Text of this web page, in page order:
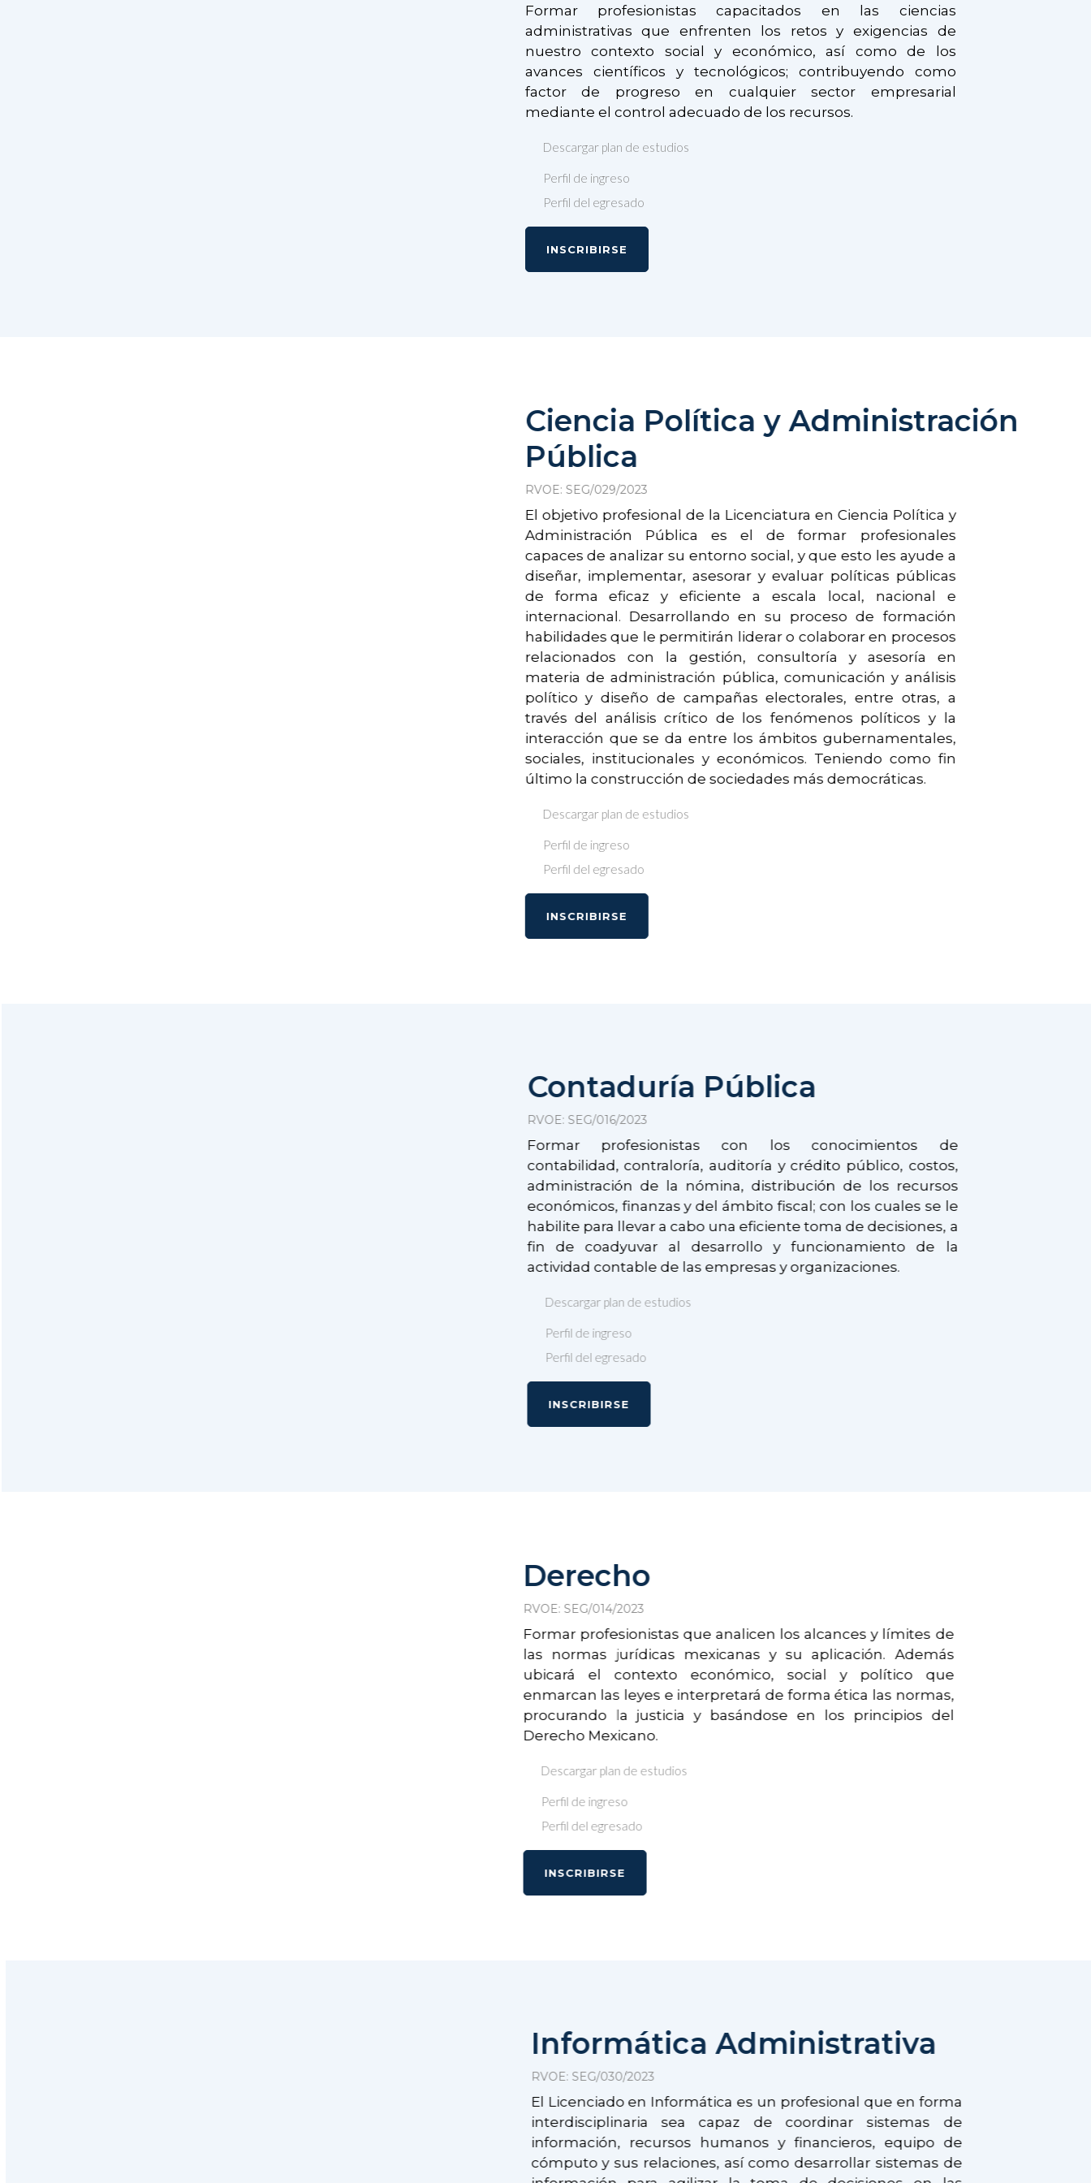
Formar profesionistas capacitados en las ciencias
administrativas que enfrenten los retos y exigencias de
nuestro contexto social y económico, así como de los
avances científicos y tecnológicos; contribuyendo como
factor de progreso en cualquier sector empresarial
mediante el control adecuado de los recursos.
Descargar plan de estudios
Perfil de ingreso
Perfil del egresado
INSCRIBIRSE
Ciencia Política y Administración
Pública
RVOE: SEG/029/2023
El objetivo profesional de la Licenciatura en Ciencia Política y
Administración Pública es el de formar profesionales
capaces de analizar su entorno social, y que esto les ayude a
diseñar, implementar, asesorar y evaluar políticas públicas
de forma eficaz y eficiente a escala local, nacional e
internacional. Desarrollando en su proceso de formación
habilidades que le permitirán liderar o colaborar en procesos
relacionados con la gestión, consultoría y asesoría en
materia de administración pública, comunicación y análisis
político y diseño de campañas electorales, entre otras, a
través del análisis crítico de los fenómenos políticos y la
interacción que se da entre los ámbitos gubernamentales,
sociales, institucionales y económicos. Teniendo como fin
último la construcción de sociedades más democráticas.
Descargar plan de estudios
Perfil de ingreso
Perfil del egresado
INSCRIBIRSE
Contaduría Pública
RVOE: SEG/016/2023
Formar profesionistas con los conocimientos de
contabilidad, contraloría, auditoría y crédito público, costos,
administración de la nómina, distribución de los recursos
económicos, finanzas y del ámbito fiscal; con los cuales se le
habilite para llevar a cabo una eficiente toma de decisiones, a
fin de coadyuvar al desarrollo y funcionamiento de la
actividad contable de las empresas y organizaciones.
Descargar plan de estudios
Perfil de ingreso
Perfil del egresado
INSCRIBIRSE
Derecho
RVOE: SEG/014/2023
Formar profesionistas que analicen los alcances y límites de
las normas jurídicas mexicanas y su aplicación. Además
ubicará el contexto económico, social y político que
enmarcan las leyes e interpretará de forma ética las normas,
procurando la justicia y basándose en los principios del
Derecho Mexicano.
Descargar plan de estudios
Perfil de ingreso
Perfil del egresado
INSCRIBIRSE
Informática Administrativa
RVOE: SEG/030/2023
El Licenciado en Informática es un profesional que en forma
interdisciplinaria sea capaz de coordinar sistemas de
información, recursos humanos y financieros, equipo de
cómputo y sus relaciones, así como desarrollar sistemas de